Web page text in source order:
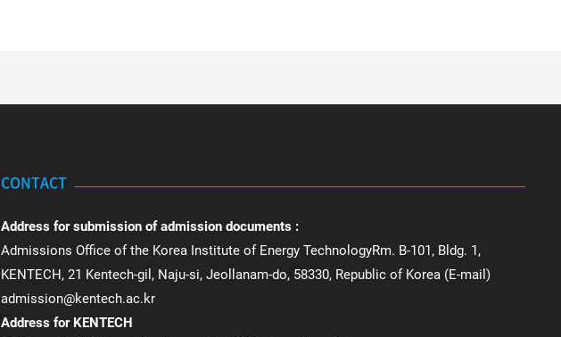
CONTACT
Address for submission of admission documents :
Admissions Office of the Korea Institute of Energy TechnologyRm. B-101, Bldg. 1,
KENTECH, 21 Kentech-gil, Naju-si, Jeollanam-do, 58330, Republic of Korea (E-mail)
admission@kentech.ac.kr
Address for KENTECH